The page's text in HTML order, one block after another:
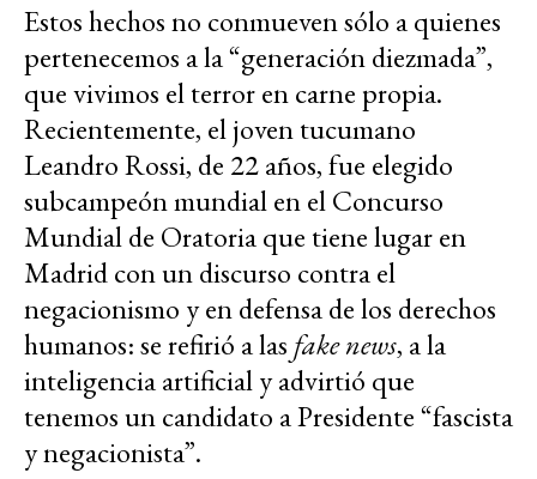
Estos hechos no conmueven sólo a quienes
pertenecemos a la “generación diezmada”,
que vivimos el terror en carne propia.
Recientemente, el joven tucumano
Leandro Rossi, de 22 años, fue elegido
subcampeón mundial en el Concurso
Mundial de Oratoria que tiene lugar en
Madrid con un discurso contra el
negacionismo y en defensa de los derechos
humanos: se refirió a las fake news, a la
inteligencia artificial y advirtió que
tenemos un candidato a Presidente “fascista
y negacionista”.